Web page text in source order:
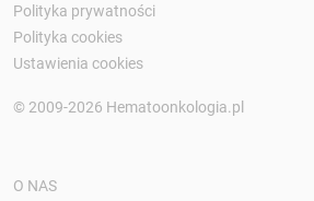
Polityka prywatności
Polityka cookies
Ustawienia cookies
© 2009-2026 Hematoonkologia.pl
O NAS